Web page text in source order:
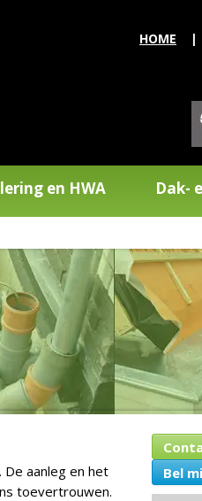
HOME
en HWA Dak-
aanleg en het
toevertrouwen.
Bel